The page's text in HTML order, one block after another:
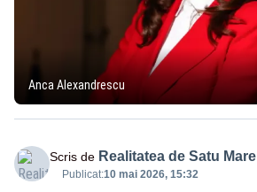
Anca Alexandrescu
Scris de Realitatea de Satu Mare
Publicat:10 mai 2026, 15:32